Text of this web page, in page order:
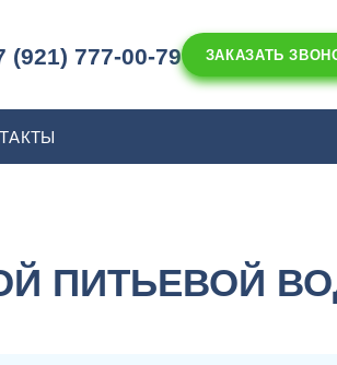
(921) 777-00-79 ЗАКАЗАТЬ
ПИТЬЕВОЙ